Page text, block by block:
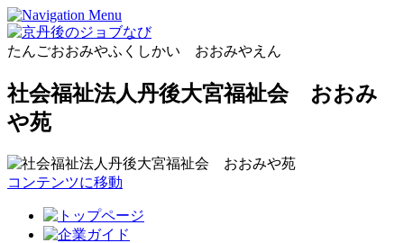
たんごおおみやふくしかい おおみやえん
社会福祉法人丹後大宮福祉会 おおみ
や苑
コンテンツに移動